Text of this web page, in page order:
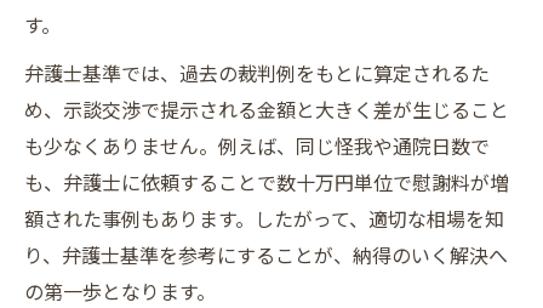
す。
弁護士基準では、過去の裁判例をもとに算定されるた
め、示談交渉で提示される金額と大きく差が生じること
も少なくありません。例えば、同じ怪我や通院日数で
も、弁護士に依頼することで数十万円単位で慰謝料が増
額された事例もあります。したがって、適切な相場を知
り、弁護士基準を参考にすることが、納得のいく解決へ
の第一歩となります。